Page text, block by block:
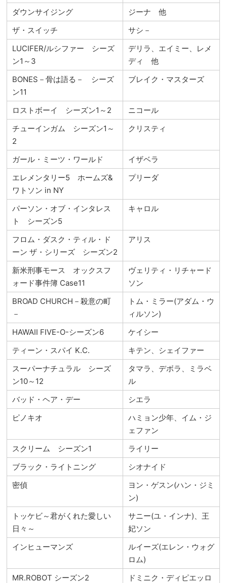
ダウンサイジング
ジーナ 他
ザ・スイッチ
サシ－
LUCIFER/ルシファー シーズ
ン1～3
デリラ、エイミー、レメ
ディ 他
BONES－骨は語る－ シーズ
ン11
ブレイク・マスターズ
ロストボーイ シーズン1～2
ニコール
チューインガム シーズン1～
2
クリスティ
ガール・ミーツ・ワールド
イザベラ
エレメンタリー5 ホームズ&
ワトソン in NY
プリーダ
パーソン・オブ・インタレス
ト シーズン5
キャロル
フロム・ダスク・ティル・ド
ーン ザ・シリーズ シーズン2
アリス
新米刑事モース オックスフ
ォード事件簿 Case11
ヴェリティ・リチャード
ソン
BROAD CHURCH－殺意の町
－
トム・ミラー(アダム・ウ
ィルソン)
HAWAII FIVE-O-シーズン6
ケイシー
ティーン・スパイ K.C.
キテン、シェイファー
スーパーナチュラル シーズ
ン10～12
タマラ、デボラ、ミラベ
ル
バッド・ヘア・デー
シエラ
ピノキオ
ハミョン少年、イム・ジ
ェファン
スクリーム シーズン1
ライリー
ブラック・ライトニング
シオナイド
密偵
ヨン・ゲスン(ハン・ジミ
ン)
トッケビ～君がくれた愛しい
日々～
サニー(ユ・インナ)、王
妃ソン
インヒューマンズ
ルイーズ(エレン・ウォグ
ロム)
MR.ROBOT シーズン2
ドミニク・ディピエッロ